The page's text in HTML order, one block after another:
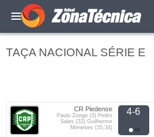
TAÇA NACIONAL SÉRIE E
CR Piedense
Paulo Zongo (3) Pedro
Sales (32) Guilherme
Meneses (35,34)
4-6